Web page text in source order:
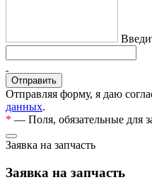
Отправляя форму, я даю
данных.
* — Поля, обязательные для
Заявка на запчасть
Заявка на запчасть